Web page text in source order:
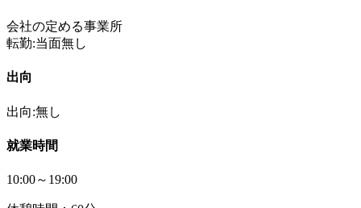
会社の定める事業所
転勤:当面無し
出向
出向:無し
就業時間
10:00～19:00